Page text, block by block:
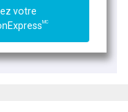
votre
MC